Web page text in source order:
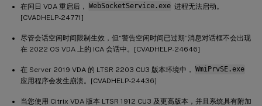
在闰日 VDA 重启后， WebSocketService.exe 进程无法启动。
[CVADHELP-24771]
尽管会话空闲时间限制生效，但“警告空闲时间已过期”消息对话框不会出现
在 2022 OS VDA 上的 ICA 会话中。[CVADHELP-24646]
在 Server 2019 VDA 的 LTSR 2203 CU3 版本环境中， WmiPrvSE.exe
应用程序会发生崩溃。[CVADHELP-24436]
当您使用 Citrix VDA 版本 LTSR 1912 CU3 及更高版本，并且系统具有附加